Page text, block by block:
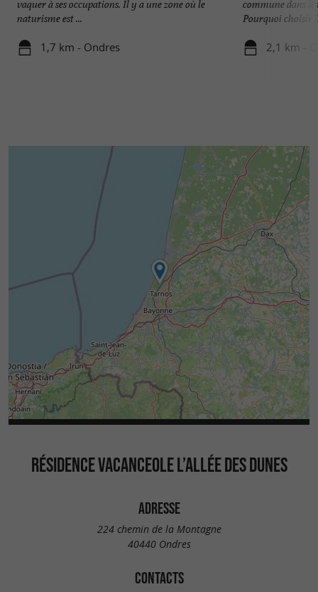
vaquer à ses occupations. Il y a une zone où le
naturisme est ...
1,7 km - Ondres
commune dans
Pourquoi choisir
2,1 km -
RÉSIDENCE VACANCEOLE L’ALLÉE DES DUNES
ADRESSE
224 chemin de la Montagne
40440 Ondres
CONTACTS